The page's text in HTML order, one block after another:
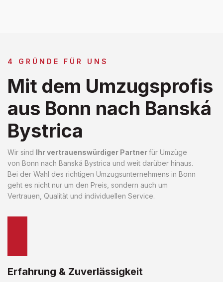
4 GRÜNDE FÜR UNS
Mit dem Umzugsprofis
aus Bonn nach Banská
Bystrica
Wir sind Ihr vertrauenswürdiger Partnerfür Umzüge
von Bonn nach Banská Bystrica und weit darüber hinaus.
Bei der Wahl des richtigen Umzugsunternehmens in Bonn
geht es nicht nur um den Preis, sondern auch um
Vertrauen, Qualität und individuellen Service.
Erfahrung & Zuverlässigkeit